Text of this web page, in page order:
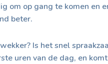
om op gang te komen en
beter.
Is het snel
uren van de dag, en